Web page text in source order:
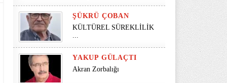
ŞÜKRÜ ÇOBAN
KÜLTÜREL SÜREKLİLİK
...
YAKUP GÜLAÇTI
Akran Zorbalığı